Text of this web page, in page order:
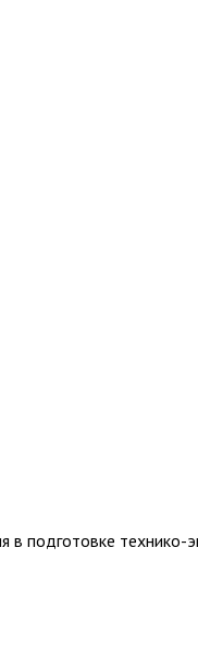
подготовке технико-